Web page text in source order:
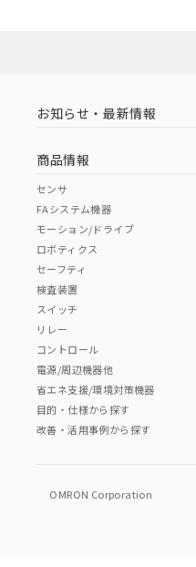
お知らせ・最新情報
商品情報
センサ
FAシステム機器
モーション/ドライブ
ロボティクス
セーフティ
検査装置
スイッチ
リレー
コントロール
電源/周辺機器他
省エネ支援/環境対策機器
目的・仕様から探す
改善・活用事例から探す
OMRON Corporation